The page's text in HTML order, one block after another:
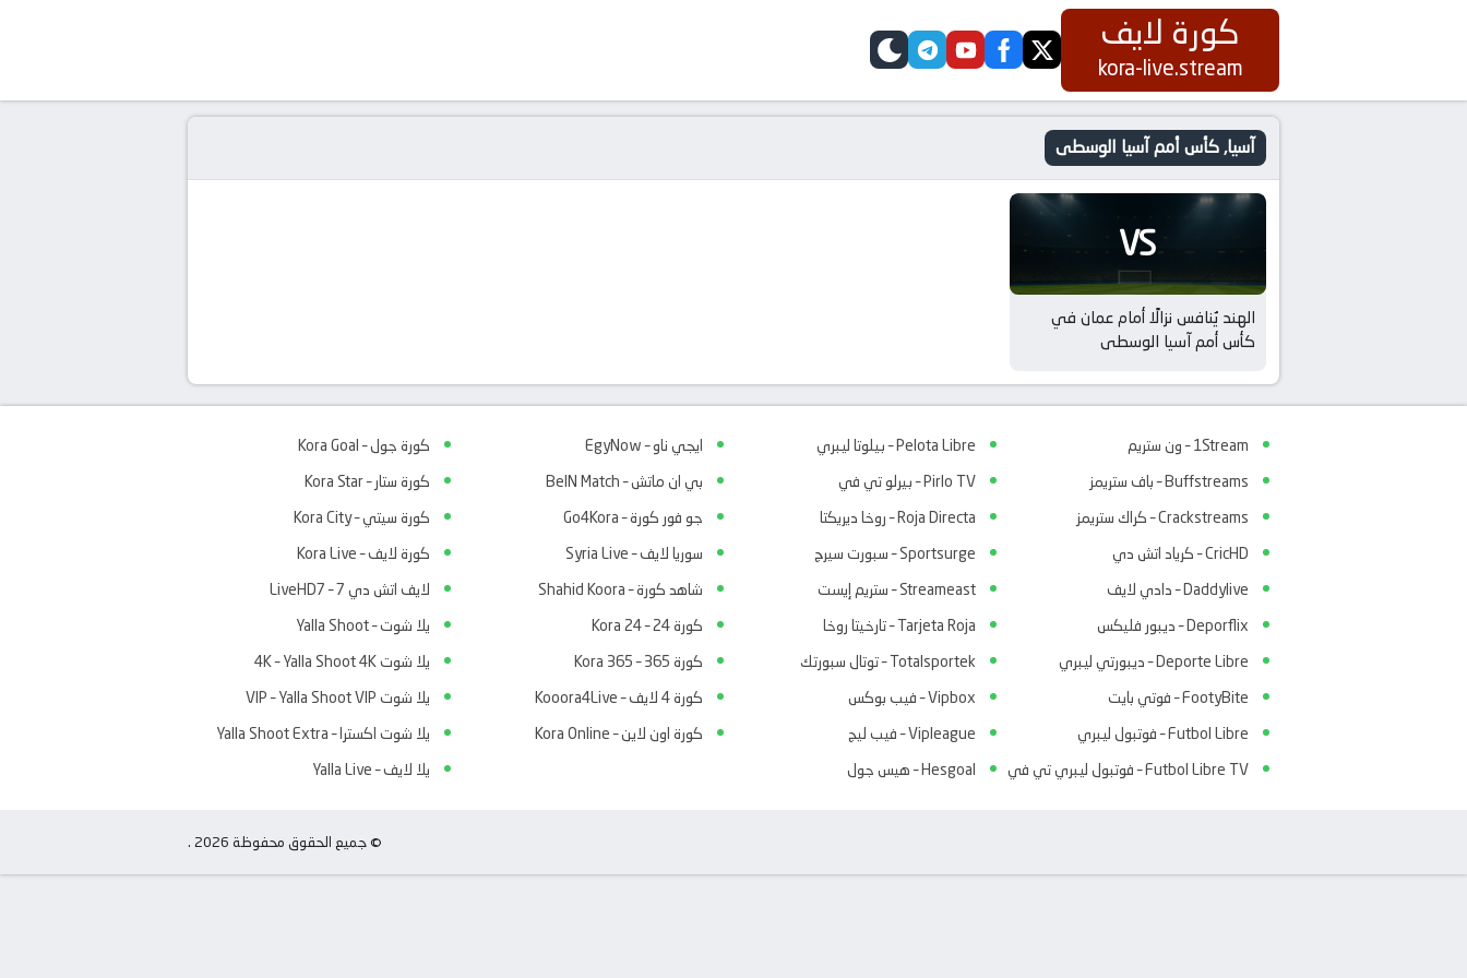
كورة لايف
kora-live.stream
twitter
facebook
youtube
telegram
skin
آسيا, كأس أمم آسيا الوسطى
VS
الهند يُنافس نزالًا أمام عمان في
كأس أمم آسيا الوسطى
1Stream – ون ستريم
Buffstreams – باف ستريمز
Crackstreams – كراك ستريمز
CricHD – كرياد اتش دي
Daddylive – دادي لايف
Deporflix – ديبور فليكس
Deporte Libre – ديبورتي ليبري
FootyBite – فوتي بايت
Futbol Libre – فوتبول ليبري
Futbol Libre TV – فوتبول ليبري تي في
Pelota Libre – بيلوتا ليبري
Pirlo TV – بيرلو تي في
Roja Directa – روخا ديريكتا
Sportsurge – سبورت سيرج
Streameast – ستريم إيست
Tarjeta Roja – تارخيتا روخا
Totalsportek – توتال سبورتك
Vipbox – فيب بوكس
Vipleague – فيب ليج
Hesgoal – هيس جول
ايجي ناو – EgyNow
بي ان ماتش – BeIN Match
جو فور كورة – Go4Kora
سوريا لايف – Syria Live
شاهد كورة – Shahid Koora
كورة 24 – Kora 24
كورة 365 – Kora 365
كورة 4 لايف – Kooora4Live
كورة اون لاين – Kora Online
كورة جول – Kora Goal
كورة ستار – Kora Star
كورة سيتي – Kora City
كورة لايف – Kora Live
لايف اتش دي 7 – LiveHD7
يلا شوت – Yalla Shoot
يلا شوت 4K – Yalla Shoot 4K
يلا شوت VIP – Yalla Shoot VIP
يلا شوت اكسترا – Yalla Shoot Extra
يلا لايف – Yalla Live
© جميع الحقوق محفوظة 2026 .